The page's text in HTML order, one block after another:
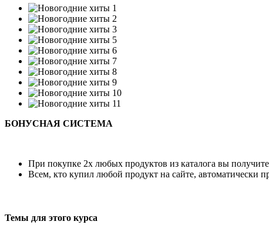
БОНУСНАЯ СИСТЕМА
При покупке 2х любых продуктов из каталога вы получите
Всем, кто купил любой продукт на сайте, автоматически
Темы для этого курса